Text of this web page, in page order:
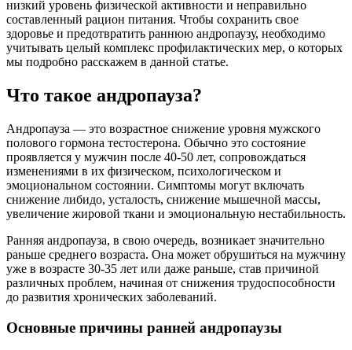
низкий уровень физической активности и неправильно
составленный рацион питания. Чтобы сохранить свое
здоровье и предотвратить раннюю андропаузу, необходимо
учитывать целый комплекс профилактических мер, о которых
мы подробно расскажем в данной статье.
Что такое андропауза?
Андропауза — это возрастное снижение уровня мужского
полового гормона тестостерона. Обычно это состояние
проявляется у мужчин после 40-50 лет, сопровождаться
изменениями в их физическом, психологическом и
эмоциональном состоянии. Симптомы могут включать
снижение либидо, усталость, снижение мышечной массы,
увеличение жировой ткани и эмоциональную нестабильность.
Ранняя андропауза, в свою очередь, возникает значительно
раньше среднего возраста. Она может обрушиться на мужчину
уже в возрасте 30-35 лет или даже раньше, став причиной
различных проблем, начиная от снижения трудоспособности
до развития хронических заболеваний.
Основные причины ранней андропаузы